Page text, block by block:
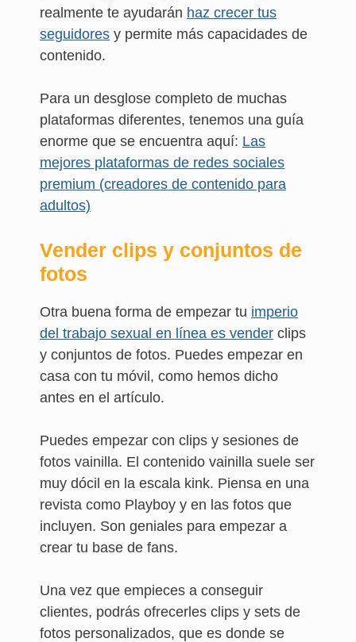
realmente te ayudarán haz crecer tus
seguidores y permite más capacidades de
contenido.
Para un desglose completo de muchas
plataformas diferentes, tenemos una guía
enorme que se encuentra aquí: Las
mejores plataformas de redes sociales
premium (creadores de contenido para
adultos)
Vender clips y conjuntos de
fotos
Otra buena forma de empezar tu imperio
del trabajo sexual en línea es vender clips
y conjuntos de fotos. Puedes empezar en
casa con tu móvil, como hemos dicho
antes en el artículo.
Puedes empezar con clips y sesiones de
fotos vainilla. El contenido vainilla suele ser
muy dócil en la escala kink. Piensa en una
revista como Playboy y en las fotos que
incluyen. Son geniales para empezar a
crear tu base de fans.
Una vez que empieces a conseguir
clientes, podrás ofrecerles clips y sets de
fotos personalizados, que es donde se